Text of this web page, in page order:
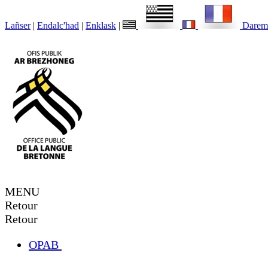
Lañser | Endalc'had | Enklask |
MENU
Retour
Retour
OPAB